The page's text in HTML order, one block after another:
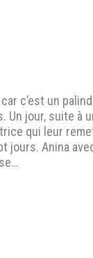
c’est un
Un jour, suite à
qui leur
jours. Anina